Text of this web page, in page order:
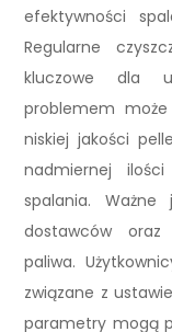
efektywności
Regularne
kluczowe dla
problemem
niskiej jakości
nadmiernej
spalania. Ważne
dostawców oraz
paliwa.
związane z
parametry mogą